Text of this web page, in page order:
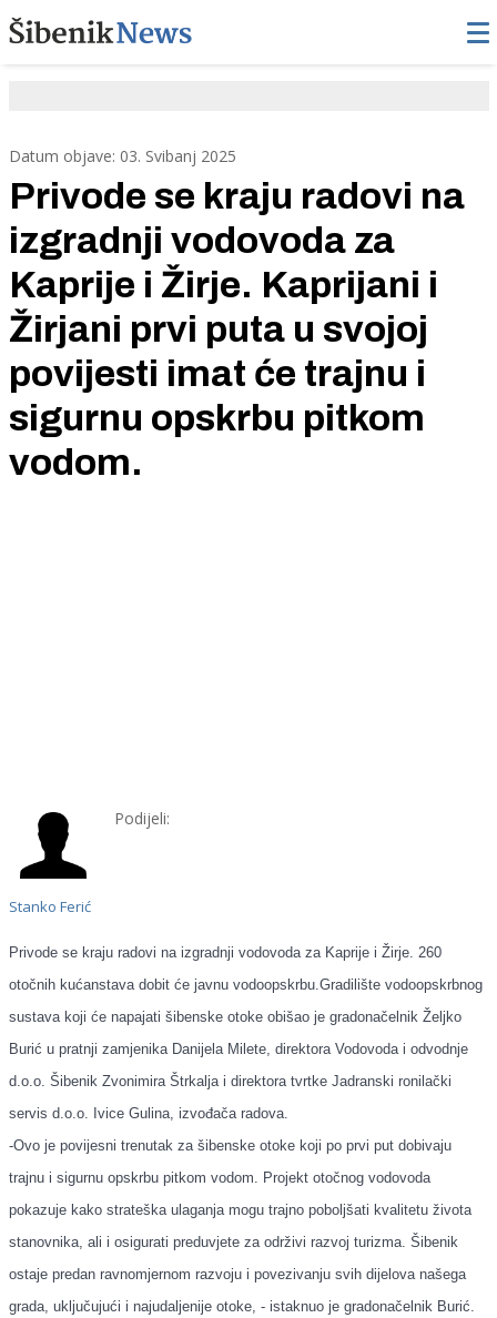
Datum objave: 03. Svibanj 2025
Privode se kraju radovi na
izgradnji vodovoda za
Kaprije i Žirje. Kaprijani i
Žirjani prvi puta u svojoj
povijesti imat će trajnu i
sigurnu opskrbu pitkom
vodom.
Stanko Ferić
Podijeli:
Privode se kraju radovi na izgradnji vodovoda za Kaprije i Žirje. 260
otočnih kućanstava dobit će javnu vodoopskrbu.Gradilištevodoopskrbnog
sustava koji će napajati šibenske otoke obišao je gradonačelnik Željko
Burić u pratnji zamjenika Danijela Milete, direktora Vodovoda i odvodnje
d.o.o. Šibenik Zvonimira Štrkalja i direktora tvrtke Jadranski ronilački
servis d.o.o. Ivice Gulina, izvođača radova.
-Ovo je povijesni trenutak za šibenske otoke koji po prvi put dobivaju
trajnu i sigurnu opskrbu pitkom vodom. Projekt otočnog vodovoda
pokazuje kako strateška ulaganja mogu trajno poboljšati kvalitetu života
stanovnika, ali i osigurati preduvjete za održivi razvoj turizma. Šibenik
ostaje predan ravnomjernom razvoju i povezivanju svih dijelova našega
grada, uključujući i najudaljenije otoke, - istaknuo je gradonačelnik Burić.